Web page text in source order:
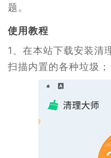
题。
使用教程
1、在本站下载安装清
扫描内置的各种垃圾；